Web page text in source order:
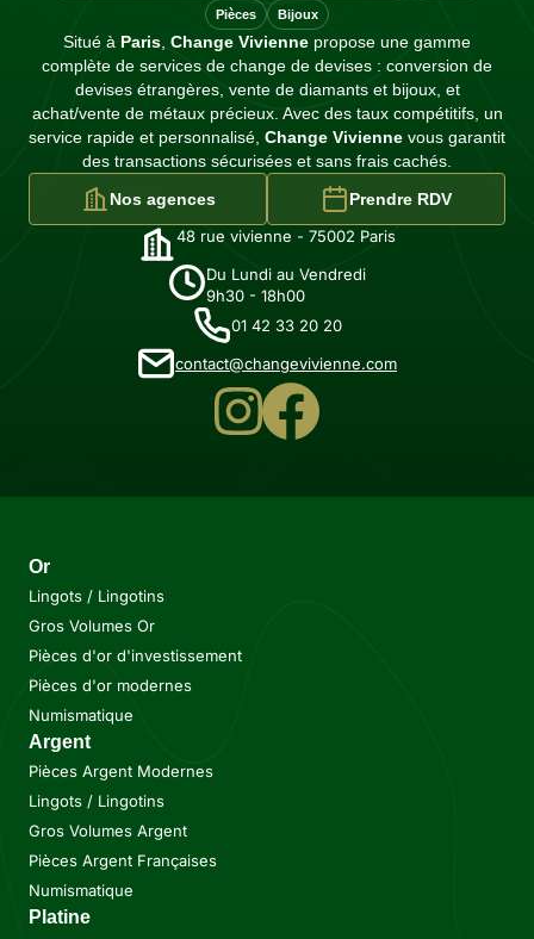
Pièces Bijoux
Situé à Paris Change Vivienne propose une gamme
complète de services de change de devises : conversion de
devises étrangères, vente de diamants et bijoux, et
achat/vente de métaux précieux. Avec des taux compétitifs, un
service rapide et personnalisé, Change Vivienne vous garantit
des transactions sécurisées et sans frais cachés.
Nos agences
Prendre RDV
48 rue vivienne - 75002 Paris
Du Lundi au Vendredi
9h30 - 18h00
01 42 33 20 20
contact@changevivienne.com
Or
Lingots / Lingotins
Gros Volumes Or
Pièces d'or d'investissement
Pièces d'or modernes
Numismatique
Argent
Pièces Argent Modernes
Lingots / Lingotins
Gros Volumes Argent
Pièces Argent Françaises
Numismatique
Platine